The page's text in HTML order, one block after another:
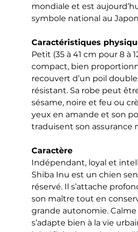
mondiale et est
symbole national au
Caractéristiques
Petit (35 à 41 cm pour 8 à
compact, bien
recouvert d’un poil
résistant. Sa robe peut
sésame, noire et feu ou
yeux en amande et son
traduisent son assurance
Caractère
Indépendant, loyal et
Shiba Inu est un chien
réservé. Il s’attache
son maître tout en
grande autonomie. Calme
s’adapte bien à la vie